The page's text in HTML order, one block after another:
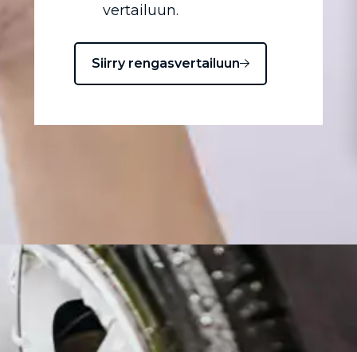
vertailuun.
Siirry rengasvertailuun